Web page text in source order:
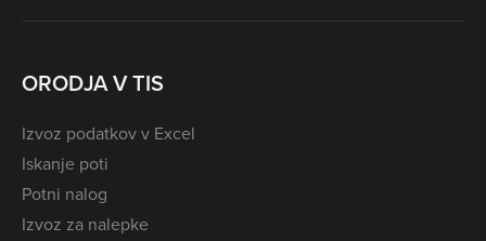
ORODJA V TIS
Izvoz podatkov v Excel
Iskanje poti
Potni nalog
Izvoz za nalepke